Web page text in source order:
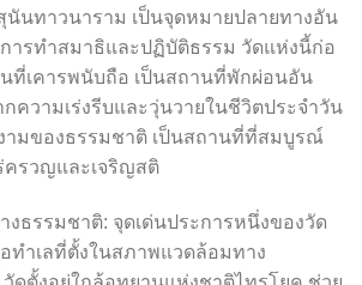
นทาวนาราม เป็นจุดหมายปลายทางอัน
ารทำสมาธิและปฏิบัติธรรม วัดแห่งนี้ก่อ
ที่เคารพนับถือ เป็นสถานที่พักผ่อนอัน
ความเร่งรีบและวุ่นวายในชีวิตประจำวัน
ามของธรรมชาติ เป็นสถานที่ที่สมบูรณ์
ครวญและเจริญสติ
ธรรมชาติ: จุดเด่นประการหนึ่งของวัด
ทำเลที่ตั้งในสภาพแวดล้อมทาง